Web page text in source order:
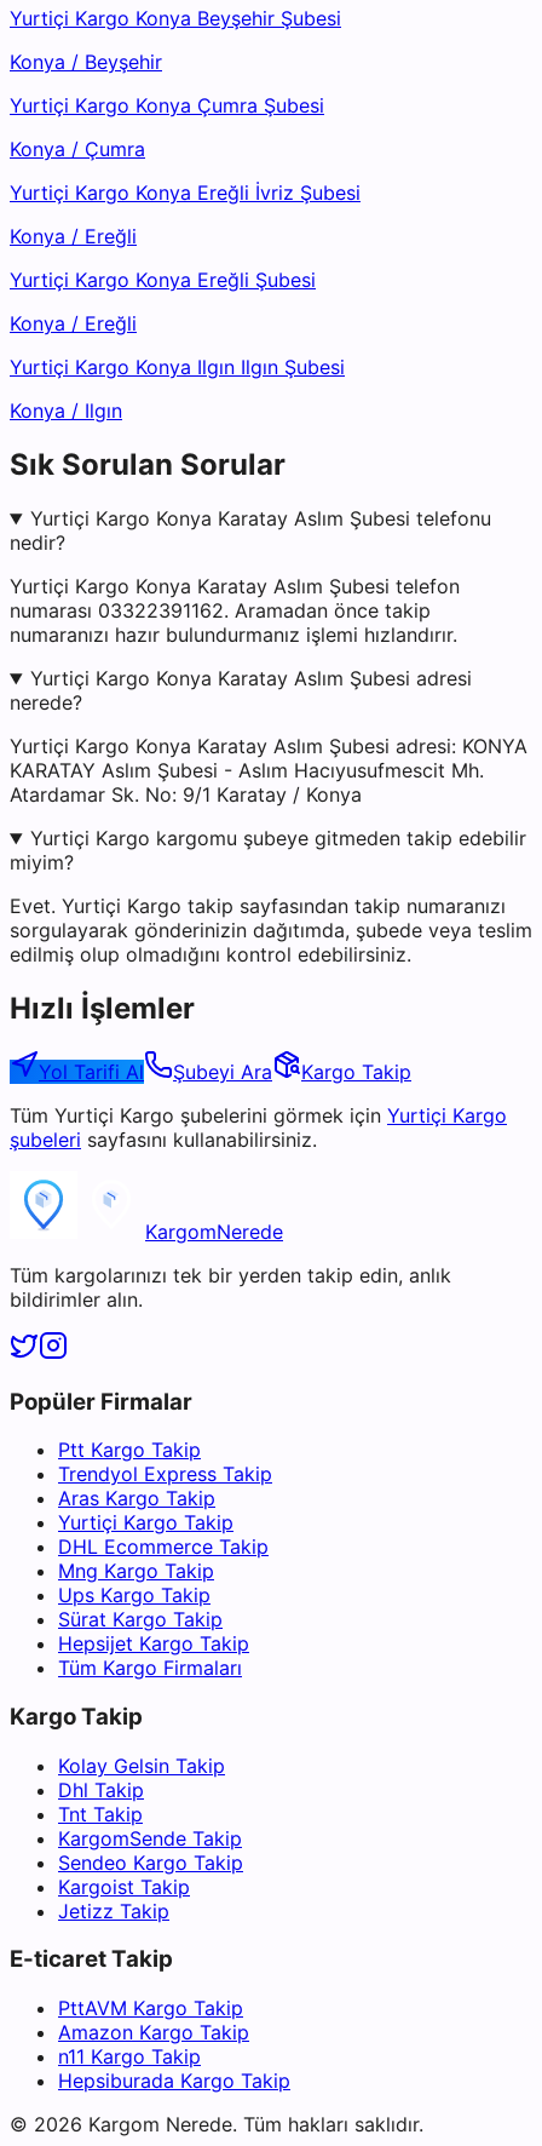
Yurtiçi Kargo Konya Beyşehir Şubesi
Konya / Beyşehir
Yurtiçi Kargo Konya Çumra Şubesi
Konya / Çumra
Yurtiçi Kargo Konya Ereğli İvriz Şubesi
Konya / Ereğli
Yurtiçi Kargo Konya Ereğli Şubesi
Konya / Ereğli
Yurtiçi Kargo Konya Ilgın Ilgın Şubesi
Konya / Ilgın
Sık Sorulan Sorular
Yurtiçi Kargo Konya Karatay Aslım Şubesi telefonu
nedir?
Yurtiçi Kargo Konya Karatay Aslım Şubesi telefon
numarası 03322391162. Aramadan önce takip
numaranızı hazır bulundurmanız işlemi hızlandırır.
Yurtiçi Kargo Konya Karatay Aslım Şubesi adresi
nerede?
Yurtiçi Kargo Konya Karatay Aslım Şubesi adresi: KONYA
KARATAY Aslım Şubesi - Aslım Hacıyusufmescit Mh.
Atardamar Sk. No: 9/1 Karatay / Konya
Yurtiçi Kargo kargomu şubeye gitmeden takip edebilir
miyim?
Evet. Yurtiçi Kargo takip sayfasından takip numaranızı
sorgulayarak gönderinizin dağıtımda, şubede veya teslim
edilmiş olup olmadığını kontrol edebilirsiniz.
Hızlı İşlemler
Yol Tarifi Al Şubeyi Ara
Kargo Takip
Tüm Yurtiçi Kargo şubelerini görmek için Yurtiçi Kargo
şubeleri sayfasını kullanabilirsiniz.
KargomNerede
Tüm kargolarınızı tek bir yerden takip edin, anlık
bildirimler alın.
Popüler Firmalar
Ptt Kargo Takip
Trendyol Express Takip
Aras Kargo Takip
Yurtiçi Kargo Takip
DHL Ecommerce Takip
Mng Kargo Takip
Ups Kargo Takip
Sürat Kargo Takip
Hepsijet Kargo Takip
Tüm Kargo Firmaları
Kargo Takip
Kolay Gelsin Takip
Dhl Takip
Tnt Takip
KargomSende Takip
Sendeo Kargo Takip
Kargoist Takip
Jetizz Takip
E-ticaret Takip
PttAVM Kargo Takip
Amazon Kargo Takip
n11 Kargo Takip
Hepsiburada Kargo Takip
© 2026 Kargom Nerede. Tüm hakları saklıdır.